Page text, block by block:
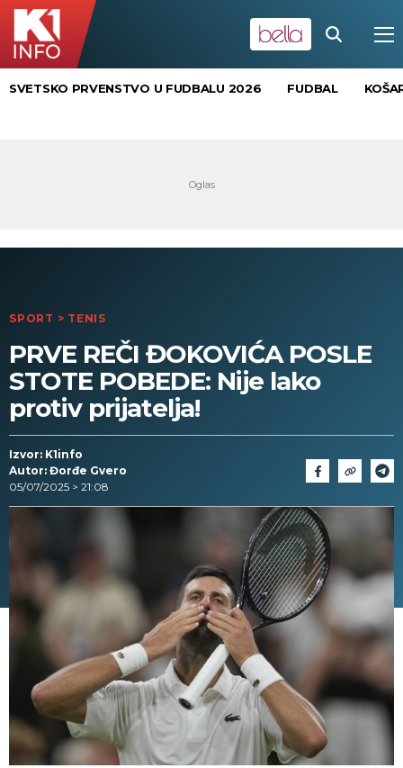
SVETSKO PRVENSTVO U FUDBALU 2026 FUDBAL
SPORT > TENIS
PRVE REČI ĐOKOVIĆA POSLE
STOTE POBEDE: Nije lako
protiv prijatelja!
Izvor: K1info
Autor: Đorđe Gvero
05/07/2025 > 21:08